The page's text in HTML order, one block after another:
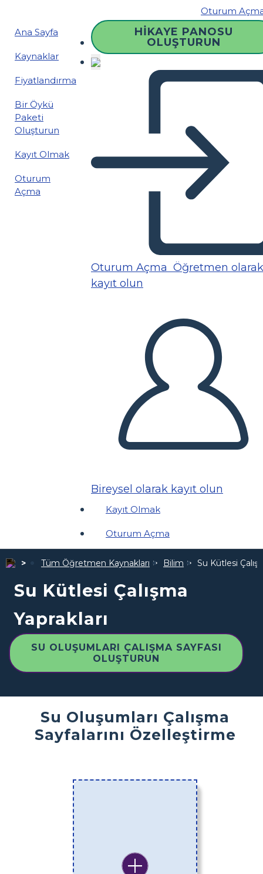
Oturum
Ana Sayfa
Kaynaklar
Fiyatlandırma
Bir Öykü
Paketi
Oluşturun
Kayıt Olmak
Oturum
Açma
HIKAYE PANOSU
OLUŞTURUN
Oturum Açma Öğretmen olarak
kayıt olun
Bireysel olarak kayıt olun
Kayıt Olmak
Oturum Açma
Tüm Öğretmen Kaynakları Bilim Su Kütlesi
Su Kütlesi Çalışma
Yaprakları
SU OLUŞUMLARI ÇALIŞMA SAYFASI
OLUŞTURUN
Su Oluşumları Çalışma
Sayfalarını Özelleştirme